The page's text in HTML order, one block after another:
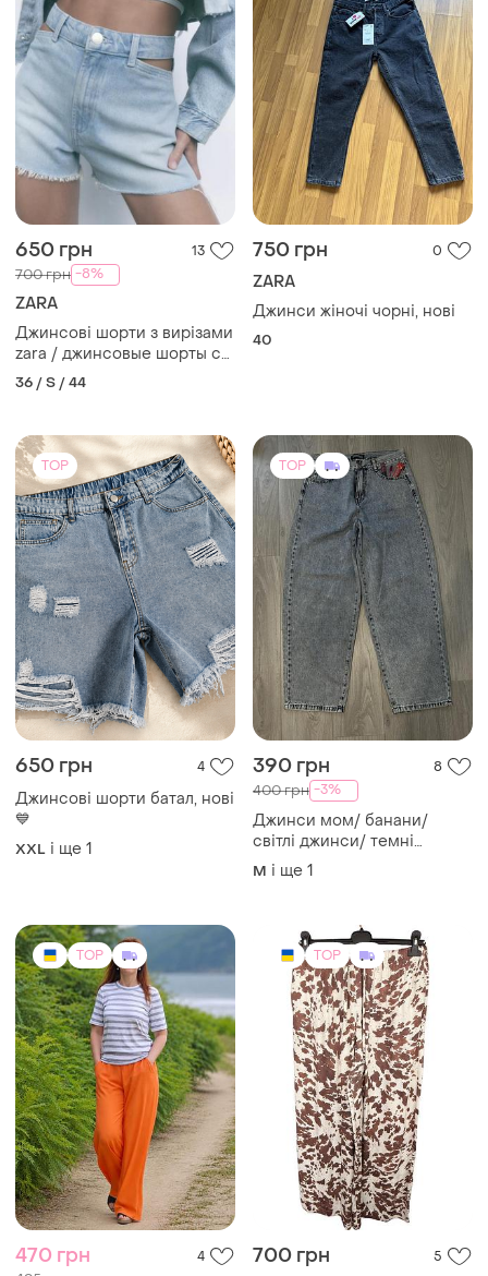
650 грн 13
700 грн -8%
ZARA
Джинсові шорти з вирізами
zara / джинсовые шорты с
вырезами зара
36 / S / 44
750 грн 0
ZARA
Джинси жіночі чорні, нові
40
TOP
650 грн 4
Джинсові шорти батал, нові
💙
XXL і ще 1
TOP
390 грн 8
400 грн -3%
Джинси мом/ банани/
світлі джинси/ темні
джинси/
M і ще 1
TOP
470 грн 4
TOP
700 грн 5